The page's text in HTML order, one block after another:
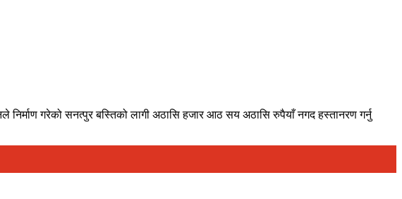
गरेको सनत्पुर बस्तिको लागी अठासि हजार आठ सय अठासि रुपैयाँ नगद हस्तानरण गर्नु